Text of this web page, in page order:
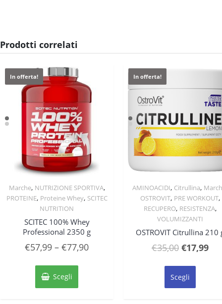
Prodotti correlati
In offerta!
Quick View
Marche, NUTRIZIONE SPORTIVA,
PROTEINE, Proteine Whey, SCITEC
NUTRITION
SCITEC 100% Whey
Professional 2350 g
€57,99 –€77,90
Scegli
In offerta!
Quick View
AMINOACIDI, Citrullina,
OSTROVIT, PRE WORKOUT,
RECUPERO, RESISTENZA,
VOLUMIZZANTI
OSTROVIT Citrullina 210
€35,00 Il
originale
era:
€17,99Il
Scegli